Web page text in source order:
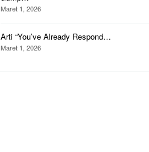
Maret 1, 2026
Arti “You’ve Already Respond…
Maret 1, 2026